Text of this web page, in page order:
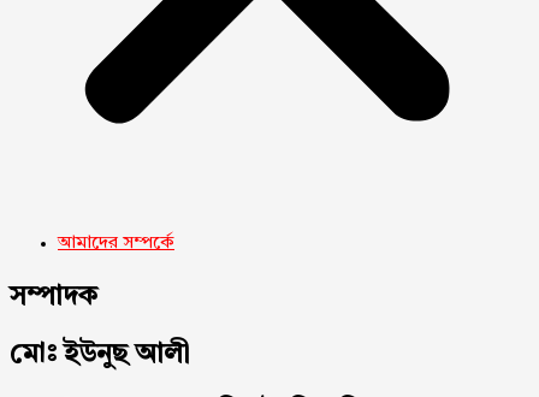
আমাদের সম্পর্কে
সম্পাদক
মোঃ ইউনুছ আলী